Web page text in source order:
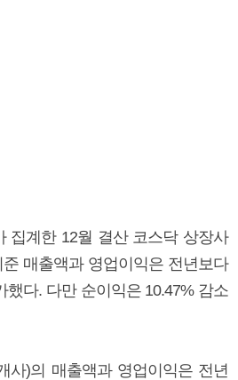
집계한 12월 결산 코스닥 상장사
매출액과 영업이익은 전년보다
했다. 다만 순이익은 10.47% 감소
사)의 매출액과 영업이익은 전년